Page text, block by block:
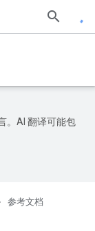
。AI 翻译可能包
参考文档